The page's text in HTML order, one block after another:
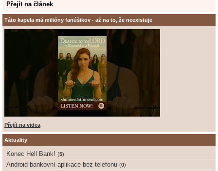
Přejít na článek
Táto kapela má milióny fanúšikov - až na to, že neexistuje
Přejít na videa
Aktuality
Konec Hell Bank! (5)
Android bankovní aplikace bez telefonu (0)